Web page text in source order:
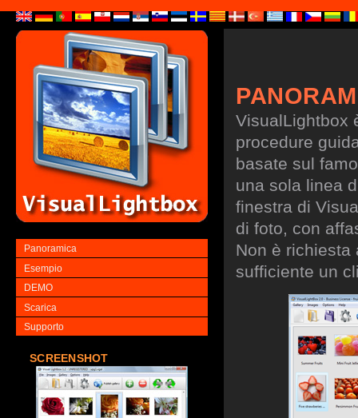
Panoramica
Esempio
DEMO
Scarica
Supporto
SCREENSHOT
VisualLightbox
procedure
basate sul
una sola linea
finestra di
di foto, con
Non è richiesta
sufficiente un